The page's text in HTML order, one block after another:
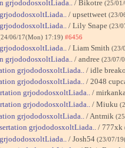
grjododosxoltLiada.. / Bikotre (25/
/ upsettweet (23/
/ Lily Snape (23/
06/17(Mon) 17:19) #6456
/ Liam Smith (23/
grjododosxoltLiada.. / andree (23/07/
grjododosxoltLiada.. / idle
grjododosxoltLiada.. / 2048
grjododosxoltLiada.. / mirkanka
grjododosxoltLiada.. / Miuku
grjododosxoltLiada.. / Antmik
grjododosxoltLiada.. / 777xk
/ Josh54 (23/07/